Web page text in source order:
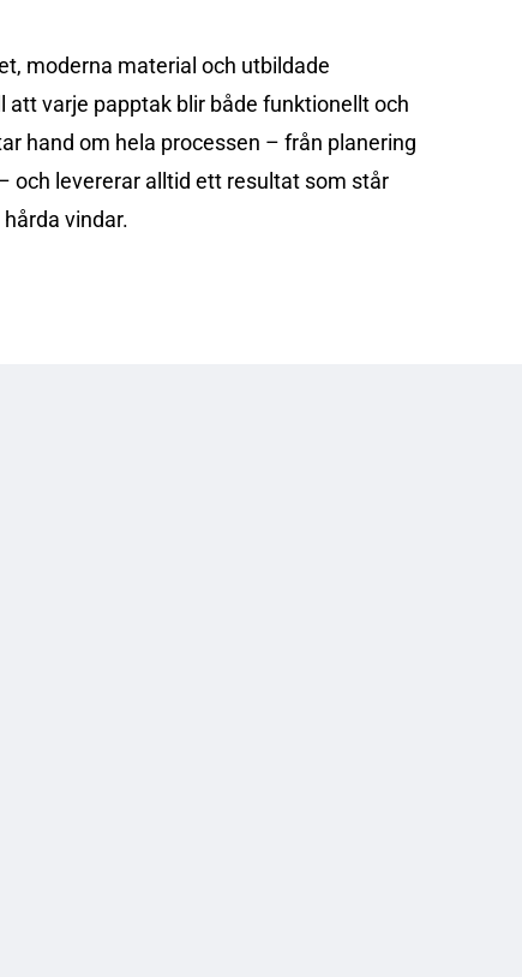
moderna material och utbildade
att varje papptak blir både funktionellt och
hand om hela processen – från planering
och levererar alltid ett resultat som står
vindar.